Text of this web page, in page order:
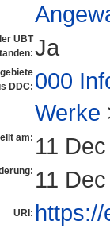
UBTJa
DDC: 000
Werke
am: 11
11
URI: